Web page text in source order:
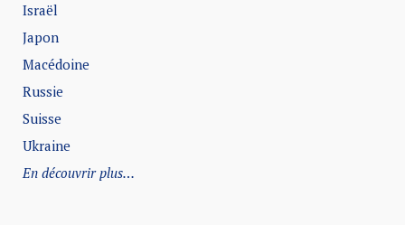
Israël
Japon
Macédoine
Russie
Suisse
Ukraine
En découvrir plus…